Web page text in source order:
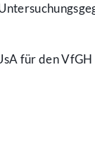
für den